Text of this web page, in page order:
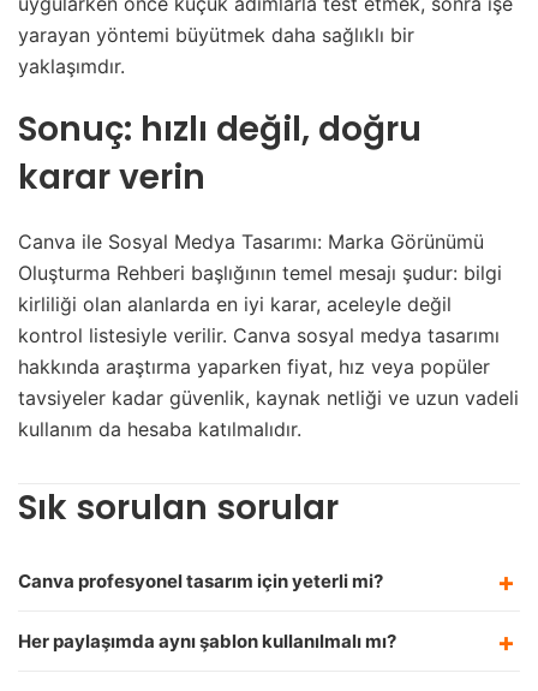
yarayan yöntemi büyütmek daha sağlıklı bir
yaklaşımdır.
Sonuç: hızlı değil, doğru
karar verin
Canva ile Sosyal Medya Tasarımı: Marka Görünümü
Oluşturma Rehberi başlığının temel mesajı şudur: bilgi
kirliliği olan alanlarda en iyi karar, aceleyle değil
kontrol listesiyle verilir. Canva sosyal medya tasarımı
hakkında araştırma yaparken fiyat, hız veya popüler
tavsiyeler kadar güvenlik, kaynak netliği ve uzun vadeli
kullanım da hesaba katılmalıdır.
Sık sorulan sorular
Canva profesyonel tasarım için yeterli mi?
Her paylaşımda aynı şablon kullanılmalı mı?